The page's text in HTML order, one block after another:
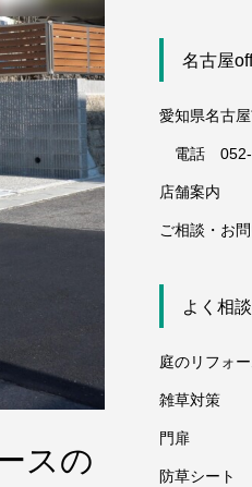
スの
名古屋
愛知県名古
電話 052-
店舗案内
ご相談・お
よく相
庭のリフォ
雑草対策
門扉
防草シート